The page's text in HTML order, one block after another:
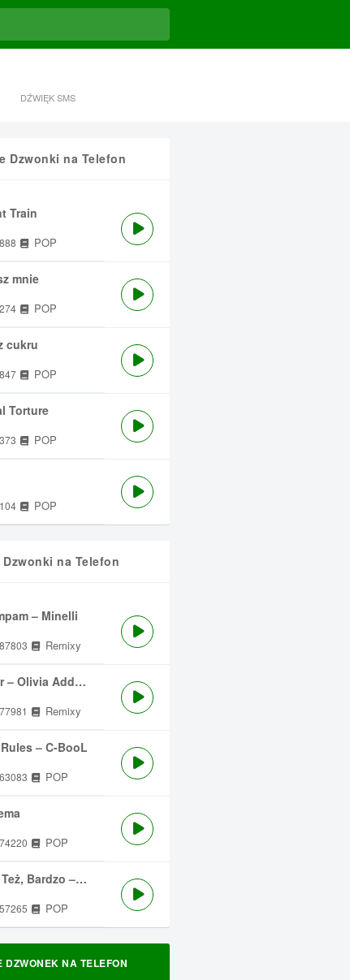
DŹWIĘK SMS
Dzwonki na Telefon
Train
POP
mnie
POP
cukru
POP
Torture
POP
POP
Dzwonki na Telefon
– Minelli
87803 Remixy
Olivia Addams
77981 Remixy
– C-BooL
63083 POP
74220 POP
– Męskie Granie
57265 POP
DZWONEK NA TELEFON